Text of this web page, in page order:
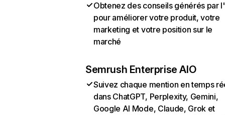
Obtenez des conseils générés par
pour améliorer votre produit, votre
marketing et votre position sur le
marché
Semrush Enterprise AIO
Suivez chaque mention en temps
dans ChatGPT, Perplexity, Gemini,
Google AI Mode, Claude, Grok et